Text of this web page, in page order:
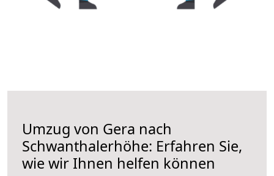
Umzug von Gera nach
Schwanthalerhöhe: Erfahren Sie,
wie wir Ihnen helfen können